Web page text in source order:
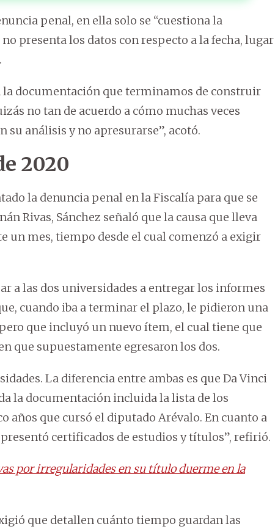
penal, en ella solo se “cuestiona la
presenta los datos con respecto a la fecha, lugar
la documentación que terminamos de construir
no tan de acuerdo a cómo muchas veces
su análisis y no apresurarse”, acotó.
2020
la denuncia penal en la Fiscalía para que se
Rivas, Sánchez señaló que la causa que lleva
un mes, tiempo desde el cual comenzó a exigir
a las dos universidades a entregar los informes
cuando iba a terminar el plazo, le pidieron una
que incluyó un nuevo ítem, el cual tiene que
que supuestamente egresaron los dos.
La diferencia entre ambas es que Da Vinci
la documentación incluida la lista de los
años que cursó el diputado Arévalo. En cuanto a
certificados de estudios y títulos”, refirió.
por irregularidades en su título duerme en la
que detallen cuánto tiempo guardan las